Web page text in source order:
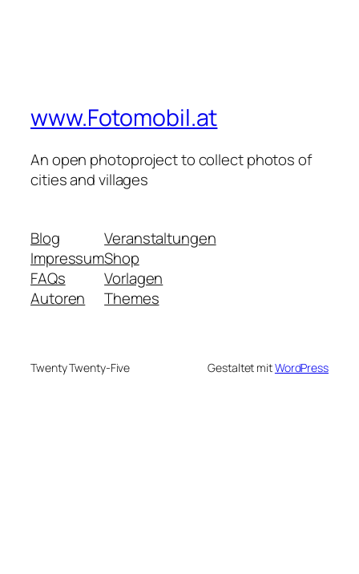
www.Fotomobil.at
An open photoproject to collect photos of
cities and villages
Blog
Impressum
FAQs
Autoren
Veranstaltungen
Shop
Vorlagen
Themes
Twenty Twenty-Five Gestaltet mitWordPress